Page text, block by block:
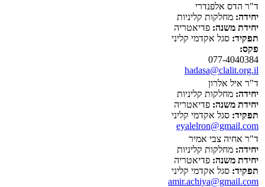
ד"ר הדס אלפנדרי
יחידה: מחלקות קליניות
יחידת משנה: פדיאטריה
תפקיד: סגל אקדמי קליני
פקס:
077-4040384
hadasa@clalit.org.il
ד"ר איל אלרון
יחידה: מחלקות קליניות
יחידת משנה: פדיאטריה
תפקיד: סגל אקדמי קליני
eyalelron@gmail.com
ד"ר אחיה צבי אמיר
יחידה: מחלקות קליניות
יחידת משנה: פדיאטריה
תפקיד: סגל אקדמי קליני
amir.achiya@gmail.com